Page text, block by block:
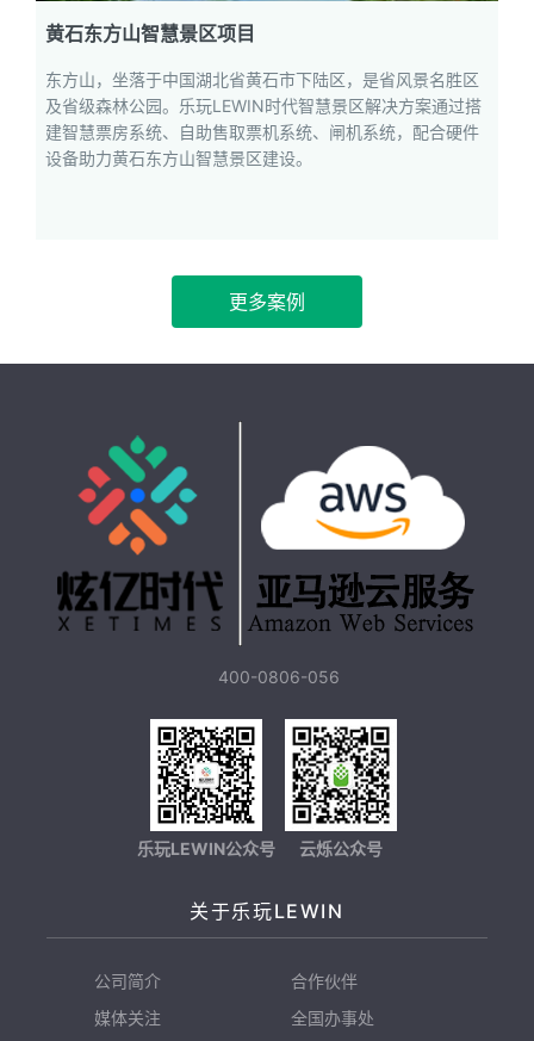
黄石东方山智慧景区项目
东方山，坐落于中国湖北省黄石市下陆区，是省风景名胜区
及省级森林公园。乐玩LEWIN时代智慧景区解决方案通过搭
建智慧票房系统、自助售取票机系统、闸机系统，配合硬件
设备助力黄石东方山智慧景区建设。
更多案例
400-0806-056
乐玩LEWIN公众号 云烁公众号
关于乐玩LEWIN
公司简介
合作伙伴
媒体关注
全国办事处